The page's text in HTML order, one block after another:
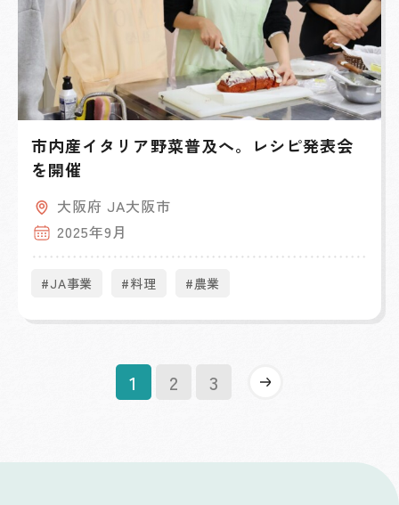
市内産イタリア野菜普及へ。レシピ発表会
を開催
大阪府 JA大阪市
2025年9月
#JA事業 #料理 #農業
1 2 3